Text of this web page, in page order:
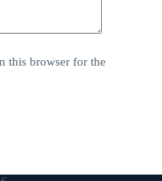
this browser for the